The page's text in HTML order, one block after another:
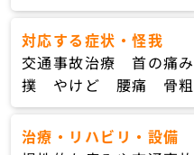
治療・リハビリ・設備
対応する症状・怪我
交通事故治療 首の
撲 やけど 腰痛 骨粗